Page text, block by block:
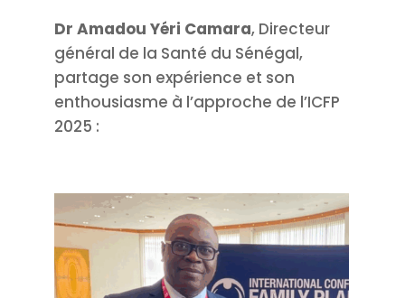
Dr Amadou Yéri Camara, Directeur
général de la Santé du Sénégal,
partage son expérience et son
enthousiasme à l’approche de l’ICFP
2025 :